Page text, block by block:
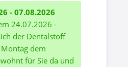
- 07.08.2026
24.07.2026 -
der Dentalstoff
dem
für Sie da und